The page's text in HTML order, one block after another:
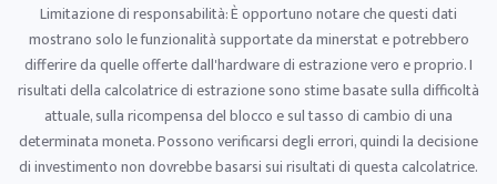
Limitazione di responsabilità: È opportuno notare che questi dati
mostrano solo le funzionalità supportate da minerstat e potrebbero
differire da quelle offerte dall'hardware di estrazione vero e proprio. I
risultati della calcolatrice di estrazione sono stime basate sulla difficoltà
attuale, sulla ricompensa del blocco e sul tasso di cambio di una
determinata moneta. Possono verificarsi degli errori, quindi la decisione
di investimento non dovrebbe basarsi sui risultati di questa calcolatrice.